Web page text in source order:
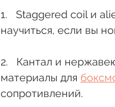
1.   Staggered coil и
научиться, если вы
2.   Кантал и
материалы для
сопротивлений.